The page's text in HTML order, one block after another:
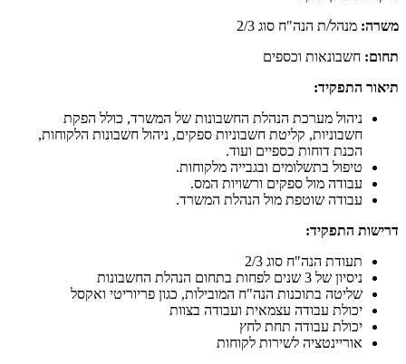
משרה: מנהל/ת הנה"ח סוג 2/3
תחום: חשבונאות וכספים
תיאור התפקיד:
ניהול מערכת הנהלת החשבונות של המשרד, כולל הפקת
חשבוניות, קליטת חשבוניות ספקים, ניהול חשבונות הלקוחות,
הכנת דוחות כספיים ועוד.
טיפול בתשלומים ובגבייה מלקוחות.
עבודה מול ספקים ורשויות המס.
עבודה שוטפת מול הנהלת המשרד.
דרישות התפקיד:
תעודת הנה"ח סוג 2/3
ניסיון של 3 שנים לפחות בתחום הנהלת החשבונות
שליטה בתוכנות הנה"ח המובילות, כגון פריוריטי ואקסל
יכולת עבודה עצמאית ועבודה בצוות
יכולת עבודה תחת לחץ
אוריינטציה לשירות לקוחות